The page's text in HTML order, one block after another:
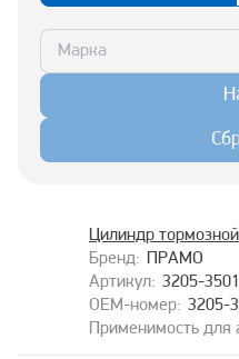
Марка
ПРАМО
3205-
3205-
Цилиндр тормозной